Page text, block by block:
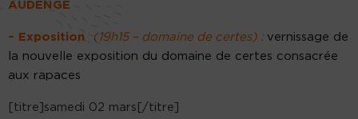
AUDENGE
– Exposition (19h15 – domaine de certes) : vernissage de
la nouvelle exposition du domaine de certes consacrée
aux rapaces
[titre]samedi 02 mars[/titre]